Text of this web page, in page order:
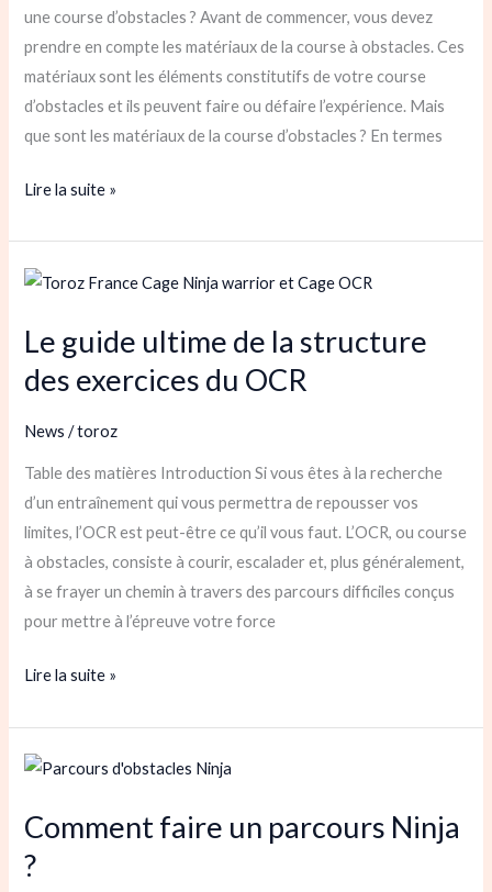
une course d’obstacles ? Avant de commencer, vous devez
prendre en compte les matériaux de la course à obstacles. Ces
matériaux sont les éléments constitutifs de votre course
d’obstacles et ils peuvent faire ou défaire l’expérience. Mais
que sont les matériaux de la course d’obstacles ? En termes
Lire la suite »
Le guide ultime de la structure
des exercices du OCR
News /toroz
Table des matières Introduction Si vous êtes à la recherche
d’un entraînement qui vous permettra de repousser vos
limites, l’OCR est peut-être ce qu’il vous faut. L’OCR, ou course
à obstacles, consiste à courir, escalader et, plus généralement,
à se frayer un chemin à travers des parcours difficiles conçus
pour mettre à l’épreuve votre force
Le
ultime
de
structure
Lire la suite »
Comment faire un parcours Ninja
?
Comment
un
parcours